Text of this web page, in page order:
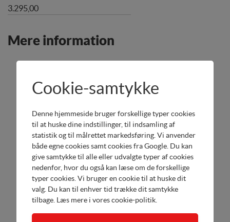
3.295,00
Mere information
Se produktet i brochuren >
Cookie-samtykke
Denne hjemmeside bruger forskellige typer cookies
til at huske dine indstillinger, til indsamling af
statistik og til målrettet markedsføring. Vi anvender
både egne cookies samt cookies fra Google. Du kan
give samtykke til alle eller udvalgte typer af cookies
nedenfor, hvor du også kan læse om de forskellige
typer cookies. Vi bruger en cookie til at huske dit
valg. Du kan til enhver tid trække dit samtykke
tilbage. Læs mere i vores cookie-politik